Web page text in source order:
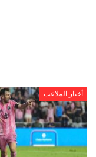
أخبار الملاعب